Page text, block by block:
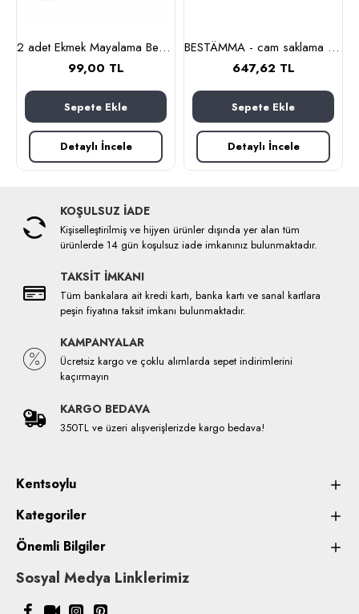
2 adet Ekmek Mayalama Bezi 50x70 cm, %100 Pamuk Amerikan Pasa Bezi
99,00 TL
Sepete Ekle
Detaylı İncele
BESTÄMMA - cam saklama kabı seti (cam)
647,62 TL
Sepete Ekle
Detaylı İncele
KOŞULSUZ İADE
Kişiselleştirilmiş ve hijyen ürünler dışında yer alan tüm
ürünlerde 14 gün koşulsuz iade imkanınız bulunmaktadır.
TAKSİT İMKANI
Tüm bankalara ait kredi kartı, banka kartı ve sanal kartlara
peşin fiyatına taksit imkanı bulunmaktadır.
KAMPANYALAR
Ücretsiz kargo ve çoklu alımlarda sepet indirimlerini
kaçırmayın
KARGO BEDAVA
350TL ve üzeri alışverişlerizde kargo bedava!
Kentsoylu
Kategoriler
Önemli Bilgiler
Sosyal Medya Linklerimiz